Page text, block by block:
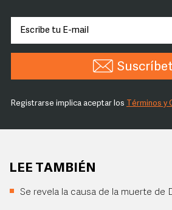
Registrarse implica aceptar los Términos y
LEE TAMBIÉN
Se revela la causa de la muerte de